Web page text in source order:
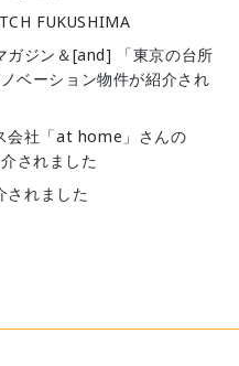
FUKUSHIMA
ガジン＆[and] 「東京の台所
ベーション物件が紹介され
会社「at home」さんの
されました
れました